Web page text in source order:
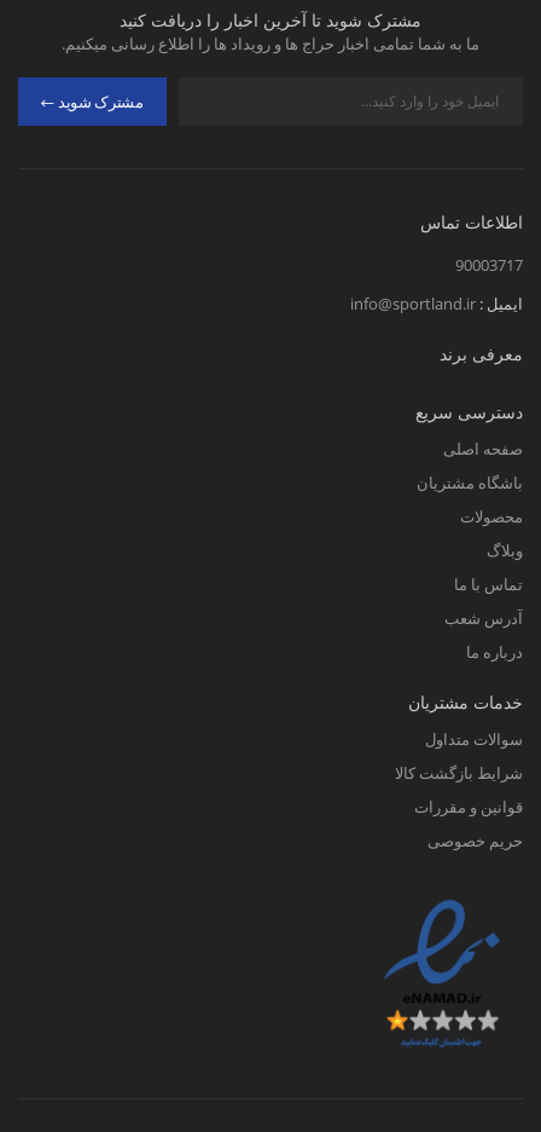
مشترک شوید تا آخرین اخبار را دریافت کنید
ما به شما تمامی اخبار حراج ها و رویداد ها را اطلاع رسانی میکنیم.
مشترک شوید
اطلاعات تماس
90003717
ایمیل : info@sportland.ir
معرفی برند
دسترسی سریع
صفحه اصلی
باشگاه مشتریان
محصولات
وبلاگ
تماس با ما
آدرس شعب
درباره ما
خدمات مشتریان
سوالات متداول
شرایط بازگشت کالا
قوانین و مقررات
حریم خصوصی